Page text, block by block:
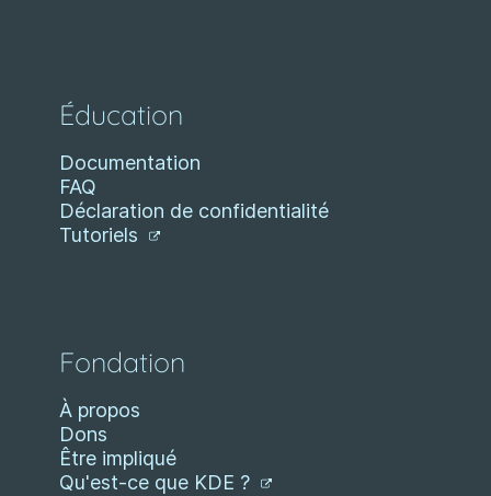
Éducation
Documentation
FAQ
Déclaration de confidentialité
Tutoriels
Fondation
À propos
Dons
Être impliqué
Qu'est-ce que KDE ?